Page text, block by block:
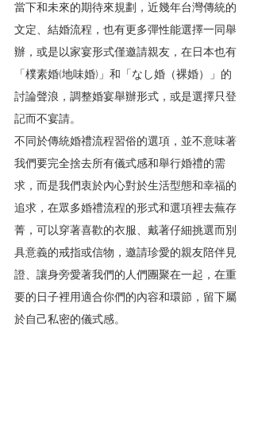
當下和未來的期待來規劃，近幾年台灣傳統的
文定、結婚流程，也有更多彈性能選擇一同舉
辦，或是以家宴形式僅邀請親友，在日本也有
「樸素婚(地味婚)」和「なし婚（裸婚）」的
討論聲浪，調整婚宴舉辦形式，或是選擇只登
記而不宴請。
不同於傳統婚禮流程習俗的選項，並不意味著
我們要完全捨去所有儀式感和舉行婚禮的需
求，而是我們衷於內心對於生活型態和幸福的
追求，在眾多婚禮流程的形式和選項裡去蕪存
菁，可以穿著喜歡的衣服、戴著仔細挑選而別
具意義的戒指或信物，邀請珍愛的親友陪伴見
證、讓身旁愛著我們的人們團聚在一起，在重
要的日子裡用適合你們的內容和環節，留下屬
於自己私密的儀式感。